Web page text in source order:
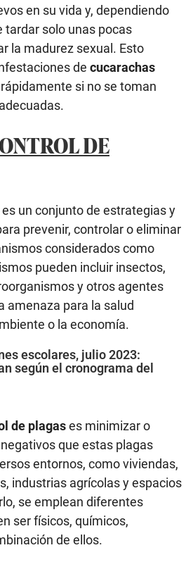
en su vida y, dependiendo
tardar solo unas pocas
la madurez sexual. Esto
de cucarachas
si no se toman
DE
es un conjunto de estrategias y
prevenir, controlar o eliminar
considerados como
pueden incluir insectos,
y otros agentes
amenaza para la salud
o la economía.
escolares, julio 2023:
según el cronograma del
de plagases minimizar o
que estas plagas
entornos, como viviendas,
industrias agrícolas y espacios
se emplean diferentes
ser físicos, químicos,
de ellos.